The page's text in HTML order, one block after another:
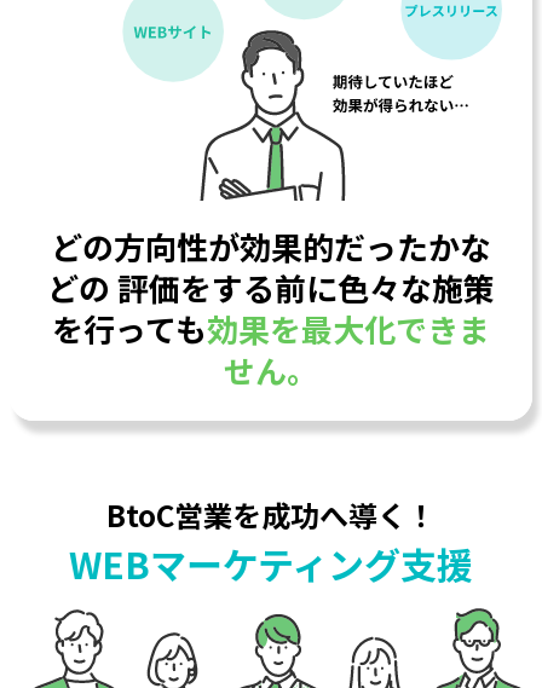
どの方向性が効果的だったかな
どの 評価をする前に色々な施策
を行っても効果を最大化できま
せん。
BtoC営業を成功へ導く！
WEBマーケティング支援